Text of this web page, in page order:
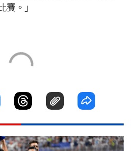
賽。」